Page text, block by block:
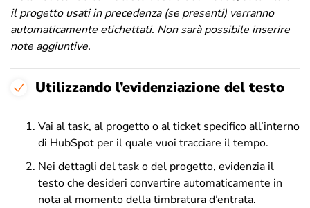
il progetto usati in precedenza (se presenti) verranno
automaticamente etichettati. Non sarà possibile inserire
note aggiuntive.
Utilizzando l’evidenziazione del testo
Vai al task, al progetto o al ticket specifico all’interno
di HubSpot per il quale vuoi tracciare il tempo.
Nei dettagli del task o del progetto, evidenzia il
testo che desideri convertire automaticamente in
nota al momento della timbratura d’entrata.